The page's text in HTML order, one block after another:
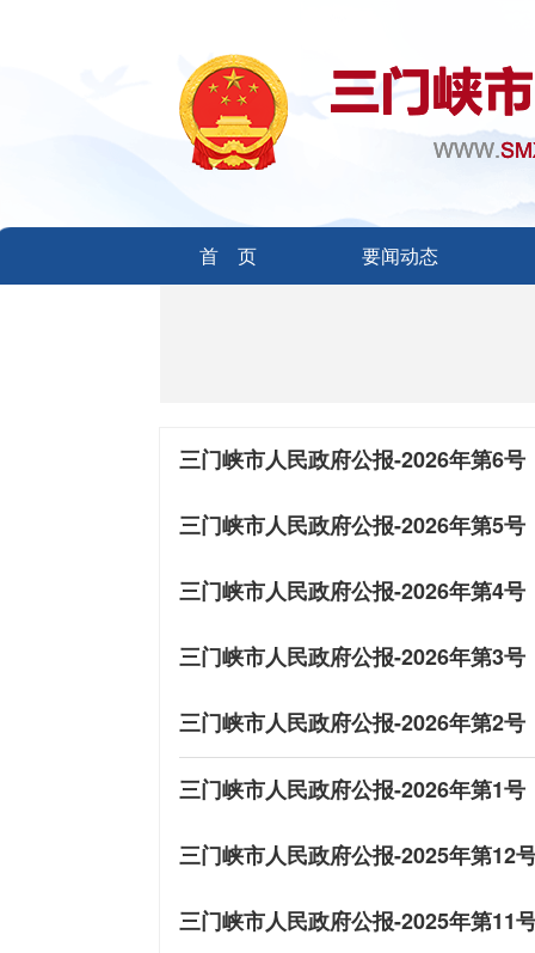
首 页 要闻动态
三门峡市人民政府公报-2026年第6号
三门峡市人民政府公报-2026年第5号
三门峡市人民政府公报-2026年第4号
三门峡市人民政府公报-2026年第3号
三门峡市人民政府公报-2026年第2号
三门峡市人民政府公报-2026年第1号
三门峡市人民政府公报-2025年第12
三门峡市人民政府公报-2025年第11